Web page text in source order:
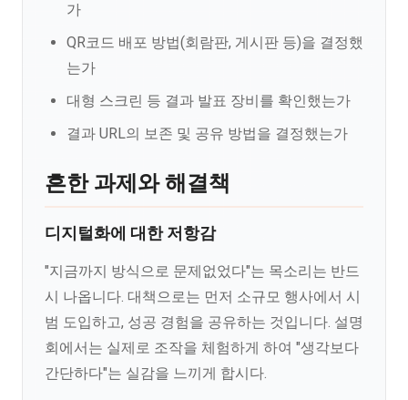
가
QR코드 배포 방법(회람판, 게시판 등)을 결정했
는가
대형 스크린 등 결과 발표 장비를 확인했는가
결과 URL의 보존 및 공유 방법을 결정했는가
흔한 과제와 해결책
디지털화에 대한 저항감
"지금까지 방식으로 문제없었다"는 목소리는 반드
시 나옵니다. 대책으로는 먼저 소규모 행사에서 시
범 도입하고, 성공 경험을 공유하는 것입니다. 설명
회에서는 실제로 조작을 체험하게 하여 "생각보다
간단하다"는 실감을 느끼게 합시다.